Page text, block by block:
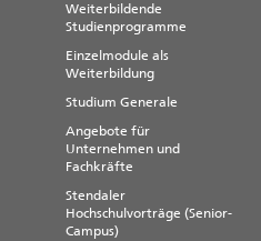
Weiterbildende
Studienprogramme
Einzelmodule als
Weiterbildung
Studium Generale
Angebote für
Unternehmen und
Fachkräfte
Stendaler
Hochschulvorträge (Senior-
Campus)